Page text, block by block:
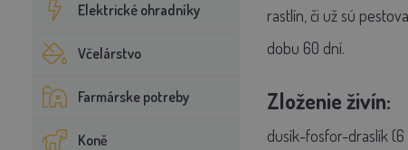
Elektrické ohradníky
Včelárstvo
Farmárske potreby
Koně
rastlín, či už sú
dobu 60 dní.
Zloženie živín:
dusík-fosfor-draslík